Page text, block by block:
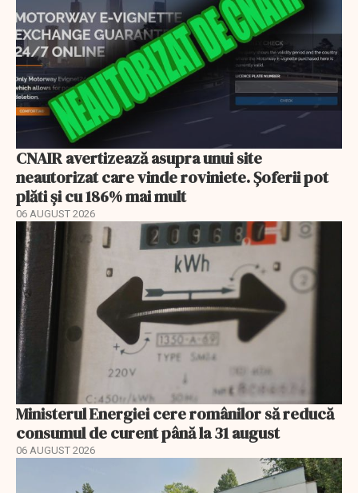
CNAIR avertizează asupra unui site
neautorizat care vinde roviniete. Șoferii pot
plăti și cu 186% mai mult
06 AUGUST 2026
Ministerul Energiei cere românilor să reducă
consumul de curent până la 31 august
06 AUGUST 2026